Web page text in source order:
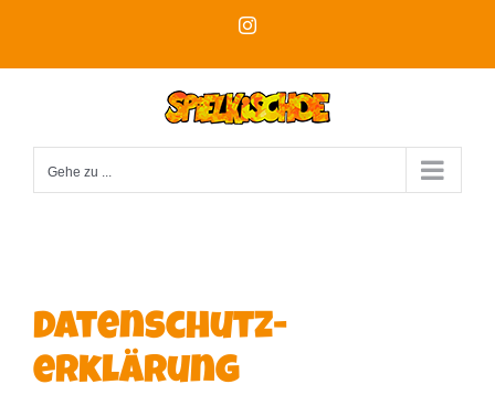
springen
Instagram
Gehe zu ...
Datenschutz­
erklärung